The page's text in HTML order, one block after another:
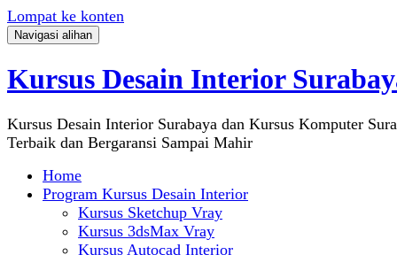
Lompat ke konten
Navigasi alihan
Kursus Desain Interior
Kursus Desain Interior Surabaya dan Kursus Komputer
Terbaik dan Bergaransi Sampai Mahir
Home
Program Kursus Desain Interior
Kursus Sketchup Vray
Kursus 3dsMax Vray
Kursus Autocad Interior